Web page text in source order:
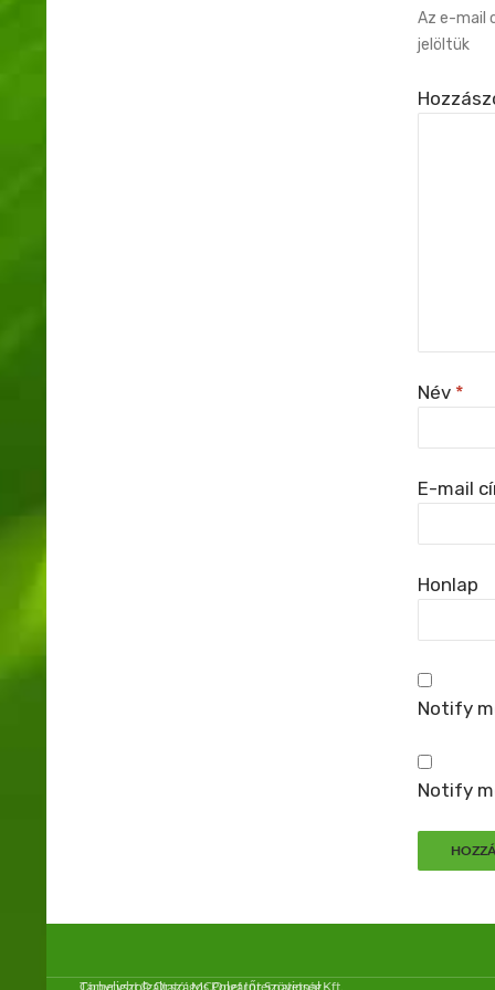
Az e-mail
jelöltük
Név *
E-mail
Honlap
Notify
Notify
Copyright © Országos Polgárőr Szövetség -
Tárhelyszolgáltató: MCOnet International Kft.